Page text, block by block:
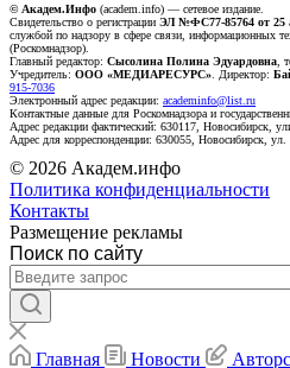
© Академ.Инфо (academ.info) — сетевое издание.
Свидетельство о регистрации ЭЛ №ФС77-85764 от 25
службой по надзору в сфере связи, информационных
(Роскомнадзор).
Главный редактор: Сысолина Полина Эдуардовна ,
Учредитель: ООО «МЕДИАРЕСУРС» . Директор:
915-7036
Электронный адрес редакции: academinfo@list.ru
Контактные данные для Роскомнадзора и
Адрес редакции фактический: 630117, Новосибирск,
Адрес для корреспонденции: 630055, Новосибирск,
© 2026 Академ.инфо
Политика конфиденциальности
Контакты
Размещение рекламы
Поиск по сайту
Главная Новости